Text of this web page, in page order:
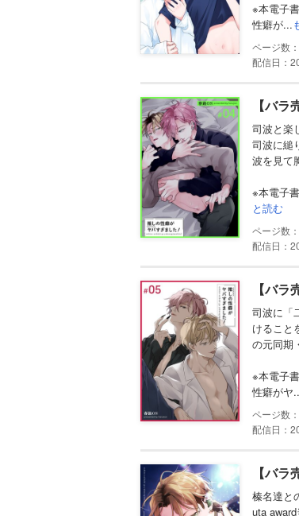
※本電子
性癖が...
配信日：
【バ
司波と楽
司波に縋
波を見て
※本電子
と読む
配信日：
【バ
司波に「
けること
の元同期
※本電子
性癖がヤ
配信日：
【バ
榛名達と
uta